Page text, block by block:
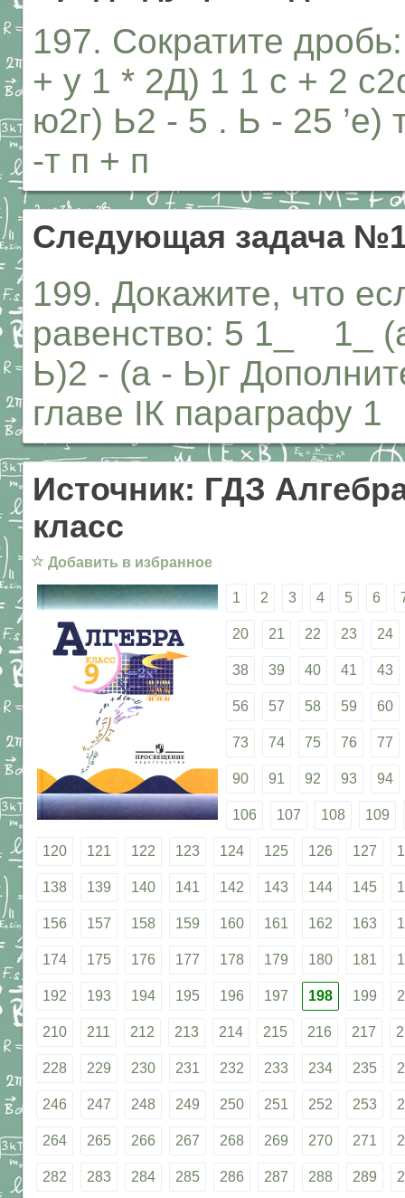
197. Сократите
+ у 1 * 2Д) 1 1 с + 2
ю2г) Ь2 - 5 . Ь - 25
-т п + п
Следующая задача
199. Докажите, что
равенство: 5 1_ 1_
Ь)2 - (а - Ь)г
главе IК параграфу 1
Источник: ГДЗ
класс
☆ Добавить в избранное
1 2 3 4 5 6
20 21 22 23 24
38 39 40 41 43
56 57 58 59 60
73 74 75 76 77
90 91 92 93 94
106 107 108 109
120 121 122 123 124 125 126 127
138 139 140 141 142 143 144 145
156 157 158 159 160 161 162 163
174 175 176 177 178 179 180 181
192 193 194 195 196 197 198 199
210 211 212 213 214 215 216 217
228 229 230 231 232 233 234 235
246 247 248 249 250 251 252 253
264 265 266 267 268 269 270 271
282 283 284 285 286 287 288 289